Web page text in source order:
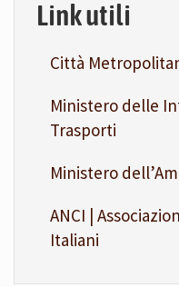
Link utili
Città
Ministero delle
Trasporti
Ministero
ANCI |
Italiani